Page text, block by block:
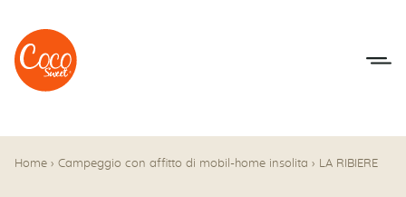
Vai al menu
Accedi al contenuto
Home › Campeggio con affitto di mobil-home insolita › LA RIBIERE